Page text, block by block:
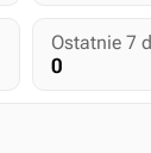
Ostatnie 7
0